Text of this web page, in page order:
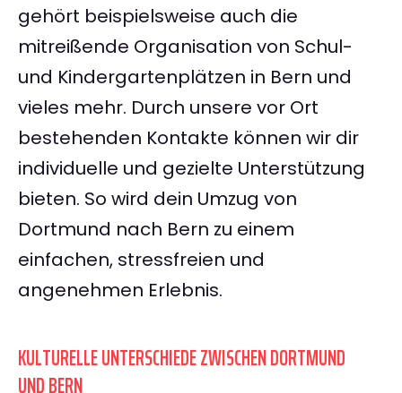
gehört beispielsweise auch die
mitreißende Organisation von Schul-
und Kindergartenplätzen in Bern und
vieles mehr. Durch unsere vor Ort
bestehenden Kontakte können wir dir
individuelle und gezielte Unterstützung
bieten. So wird dein Umzug von
Dortmund nach Bern zu einem
einfachen, stressfreien und
angenehmen Erlebnis.
KULTURELLE UNTERSCHIEDE ZWISCHEN DORTMUND